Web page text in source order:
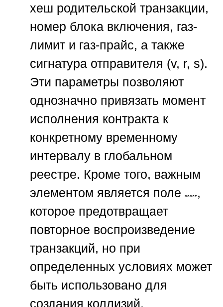
хеш родительской транзакции,
номер блока включения, газ-
лимит и газ-прайс, а также
сигнатура отправителя (v, r, s).
Эти параметры позволяют
однозначно привязать момент
исполнения контракта к
конкретному временному
интервалу в глобальном
реестре. Кроме того, важным
элементом является поле
nonce ,
которое предотвращает
повторное воспроизведение
транзакций, но при
определенных условиях может
быть использовано для
создания коллизий.